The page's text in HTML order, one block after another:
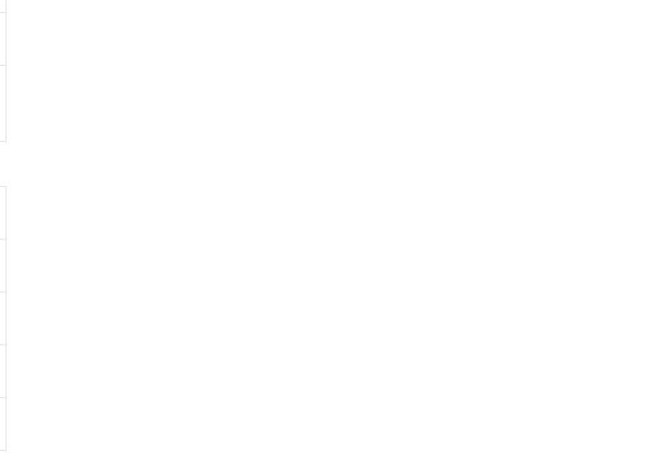
有を証明するものではありません。
までの期間は出荷製品に未対応品が